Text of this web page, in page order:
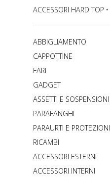
ACCESSORI HARD TOP
ABBIGLIAMENTO
CAPPOTTINE
FARI
GADGET
ASSETTI E SOSPENSIONI
PARAFANGHI
PARAURTI E PROTEZIONI
RICAMBI
ACCESSORI ESTERNI
ACCESSORI INTERNI